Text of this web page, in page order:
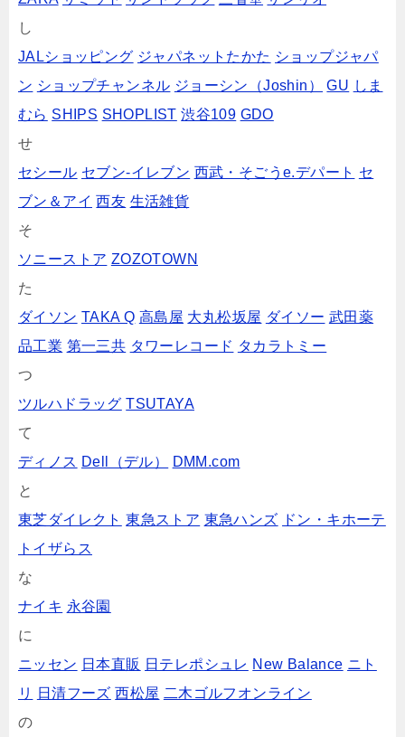
し
JALショッピング ジャパネットたかた ショップジャパ
ン ショップチャンネル ジョーシン（Joshin） GU しま
むら SHIPS SHOPLIST 渋谷109 GDO
せ
セシール セブン‐イレブン 西武・そごうe.デパート セ
ブン＆アイ 西友 生活雑貨
そ
ソニーストア ZOZOTOWN
た
ダイソン TAKA Q 高島屋 大丸松坂屋 ダイソー 武田薬
品工業 第一三共 タワーレコード タカラトミー
つ
ツルハドラッグ TSUTAYA
て
ディノス Dell（デル）
DMM.com
と
東芝ダイレクト 東急ストア 東急ハンズ ドン・キホーテ
トイザらス
な
ナイキ 永谷園
に
ニッセン 日本直販 日テレポシュレ New Balance ニト
リ
日清フーズ 西松屋 二木ゴルフオンライン
の